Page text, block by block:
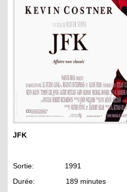
JFK
Sortie: 1991
Durée: 189 minutes